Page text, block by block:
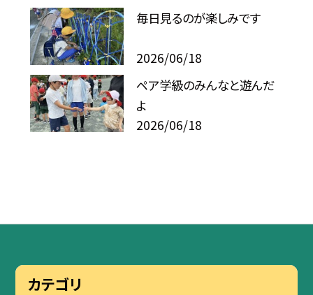
毎日見るのが楽しみです
2026/06/18
ペア学級のみんなと遊んだ
よ
2026/06/18
カテゴリ